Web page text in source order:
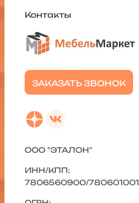
ЗАКАЗАТЬ ЗВОНОК
Контакты
ООО "ЭТАЛОН"
ИНН/КПП:
7806560900/780601001